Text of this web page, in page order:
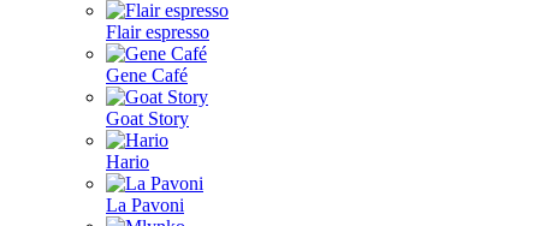
Flair espresso
Gene Café
Goat Story
Hario
La Pavoni